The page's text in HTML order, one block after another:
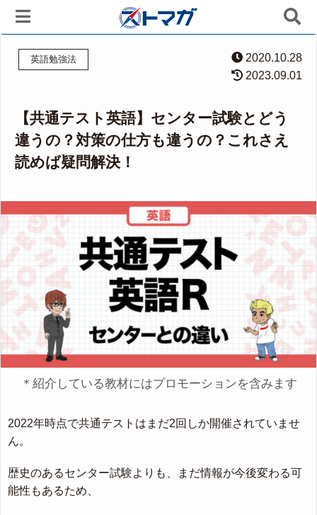
英語勉強法
2020.10.28
2023.09.01
【共通テスト英語】センター試験とどう
違うの？対策の仕方も違うの？これさえ
読めば疑問解決！
＊紹介している教材にはプロモーションを含みます
2022年時点で共通テストはまだ2回しか開催されていませ
ん。
歴史のあるセンター試験よりも、まだ情報が今後変わる可
能性もあるため、